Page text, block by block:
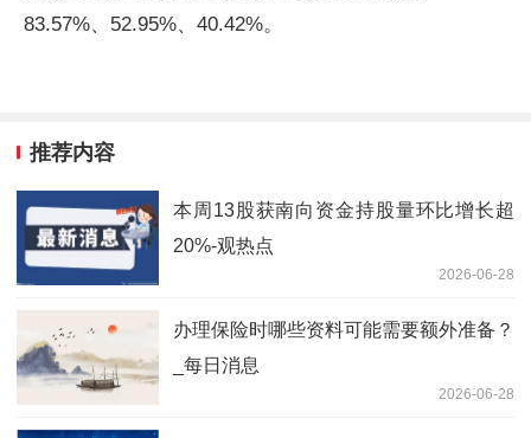
83.57%、52.95%、40.42%。
推荐内容
本周13股获南向资金持股量环比增长超
20%-观热点
2026-06-28
办理保险时哪些资料可能需要额外准备？
_每日消息
2026-06-28